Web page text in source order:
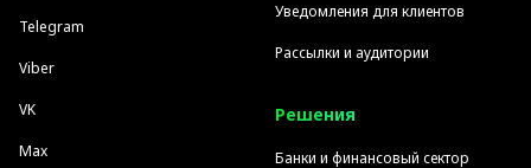
Telegram
Viber
VK
Max
Уведомления для клиентов
Рассылки и аудитории
Решения
Банки и финансовый сектор